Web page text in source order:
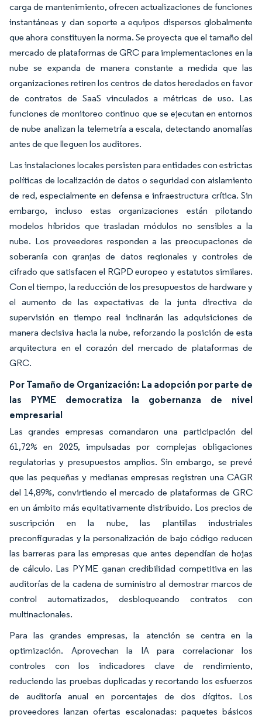
carga de mantenimiento, ofrecen actualizaciones de funciones
instantáneas y dan soporte a equipos dispersos globalmente
que ahora constituyen la norma. Se proyecta que el tamaño del
mercado de plataformas de GRC para implementaciones en la
nube se expanda de manera constante a medida que las
organizaciones retiren los centros de datos heredados en favor
de contratos de SaaS vinculados a métricas de uso. Las
funciones de monitoreo continuo que se ejecutan en entornos
de nube analizan la telemetría a escala, detectando anomalías
antes de que lleguen los auditores.
Las instalaciones locales persisten para entidades con estrictas
políticas de localización de datos o seguridad con aislamiento
de red, especialmente en defensa e infraestructura crítica. Sin
embargo, incluso estas organizaciones están pilotando
modelos híbridos que trasladan módulos no sensibles a la
nube. Los proveedores responden a las preocupaciones de
soberanía con granjas de datos regionales y controles de
cifrado que satisfacen el RGPD europeo y estatutos similares.
Con el tiempo, la reducción de los presupuestos de hardware y
el aumento de las expectativas de la junta directiva de
supervisión en tiempo real inclinarán las adquisiciones de
manera decisiva hacia la nube, reforzando la posición de esta
arquitectura en el corazón del mercado de plataformas de
GRC.
Por Tamaño de Organización: La adopción por parte de
las PYME democratiza la gobernanza de nivel
empresarial
Las grandes empresas comandaron una participación del
61,72% en 2025, impulsadas por complejas obligaciones
regulatorias y presupuestos amplios. Sin embargo, se prevé
que las pequeñas y medianas empresas registren una CAGR
del 14,89%, convirtiendo el mercado de plataformas de GRC
en un ámbito más equitativamente distribuido. Los precios de
suscripción en la nube, las plantillas industriales
preconfiguradas y la personalización de bajo código reducen
las barreras para las empresas que antes dependían de hojas
de cálculo. Las PYME ganan credibilidad competitiva en las
auditorías de la cadena de suministro al demostrar marcos de
control automatizados, desbloqueando contratos con
multinacionales.
Para las grandes empresas, la atención se centra en la
optimización. Aprovechan la IA para correlacionar los
controles con los indicadores clave de rendimiento,
reduciendo las pruebas duplicadas y recortando los esfuerzos
de auditoría anual en porcentajes de dos dígitos. Los
proveedores lanzan ofertas escalonadas: paquetes básicos